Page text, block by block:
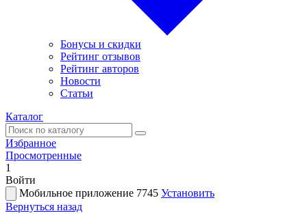
Бонусы и скидки
Рейтинг отзывов
Рейтинг авторов
Новости
Статьи
Каталог
Избранное
Просмотренные
1
Войти
Мобильное приложение 7745 Установить
Вернуться назад